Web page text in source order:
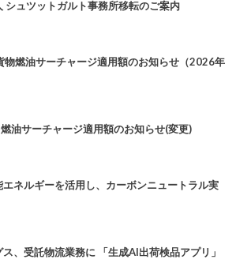
シュツットガルト事務所移転のご案内
物燃油サーチャージ適用額のお知らせ（2026年
サーチャージ適用額のお知らせ(変更)
ネルギーを活用し、カーボンニュートラル実
、受託物流業務に 「生成AI出荷検品アプリ」